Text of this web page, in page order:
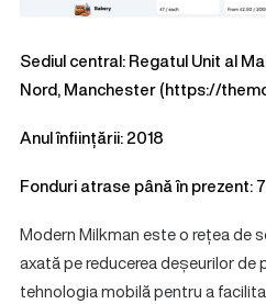
Sediul central: Regatul Unit al
Nord, Manchester (https://
Anul înființării: 2018
Fonduri atrase până în prezent:
Modern Milkman este o rețea de
axată pe reducerea deșeurilor de
tehnologia mobilă pentru a